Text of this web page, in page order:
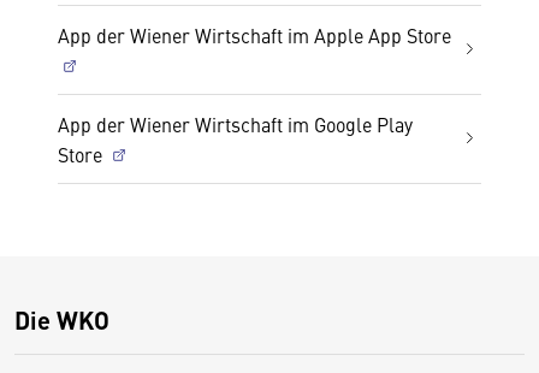
App der Wiener Wirtschaft im Apple App Store
App der Wiener Wirtschaft im Google Play
Store
Die WKO